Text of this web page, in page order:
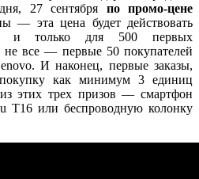
27 сентября по промо-цене
— эта цена будет действовать
только для 500 первых
все — первые 50 покупателей
И наконец, первые заказы,
как минимум 3 единиц
этих трех призов — смартфон
T16 или беспроводную колонку